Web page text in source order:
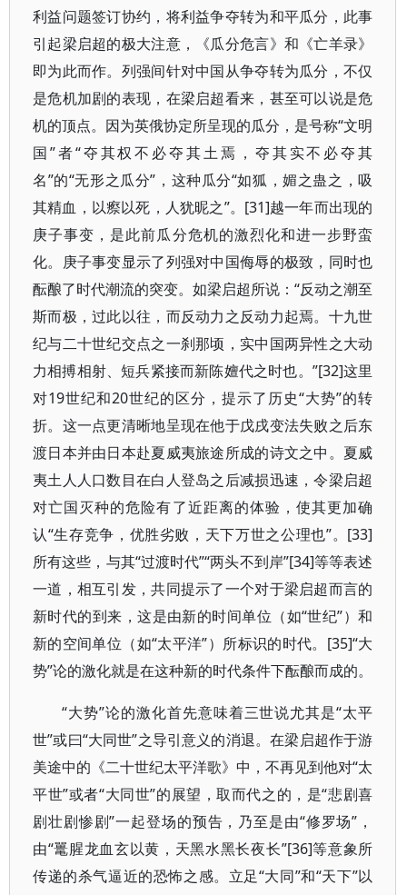
利益问题签订协约，将利益争夺转为和平瓜分，此事
引起梁启超的极大注意，《瓜分危言》和《亡羊录》
即为此而作。列强间针对中国从争夺转为瓜分，不仅
是危机加剧的表现，在梁启超看来，甚至可以说是危
机的顶点。因为英俄协定所呈现的瓜分，是号称“文明
国”者“夺其权不必夺其土焉，夺其实不必夺其
名”的“无形之瓜分”，这种瓜分“如狐，媚之蛊之，吸
其精血，以瘵以死，人犹昵之”。[31]越一年而出现的
庚子事变，是此前瓜分危机的激烈化和进一步野蛮
化。庚子事变显示了列强对中国侮辱的极致，同时也
酝酿了时代潮流的突变。如梁启超所说：“反动之潮至
斯而极，过此以往，而反动力之反动力起焉。十九世
纪与二十世纪交点之一刹那顷，实中国两异性之大动
力相搏相射、短兵紧接而新陈嬗代之时也。”[32]这里
对19世纪和20世纪的区分，提示了历史“大势”的转
折。这一点更清晰地呈现在他于戊戌变法失败之后东
渡日本并由日本赴夏威夷旅途所成的诗文之中。夏威
夷土人人口数目在白人登岛之后减损迅速，令梁启超
对亡国灭种的危险有了近距离的体验，使其更加确
认“生存竞争，优胜劣败，天下万世之公理也”。[33]
所有这些，与其“过渡时代”“两头不到岸”[34]等等表述
一道，相互引发，共同提示了一个对于梁启超而言的
新时代的到来，这是由新的时间单位（如“世纪”）和
新的空间单位（如“太平洋”）所标识的时代。[35]“大
势”论的激化就是在这种新的时代条件下酝酿而成的。
“大势”论的激化首先意味着三世说尤其是“太平
世”或曰“大同世”之导引意义的消退。在梁启超作于游
美途中的《二十世纪太平洋歌》中，不再见到他对“太
平世”或者“大同世”的展望，取而代之的，是“悲剧喜
剧壮剧惨剧”一起登场的预告，乃至是由“修罗场”，
由“鼍腥龙血玄以黄，天黑水黑长夜长”[36]等意象所
传递的杀气逼近的恐怖之感。立足“大同”和“天下”以